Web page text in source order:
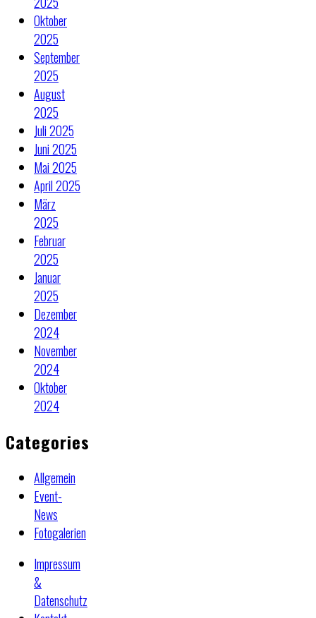
Oktober
2025
September
2025
August
2025
Juli 2025
Juni 2025
Mai 2025
April 2025
März
2025
Februar
2025
Januar
2025
Dezember
2024
November
2024
Oktober
2024
Categories
Allgemein
Event-
News
Fotogalerien
Impressum
&
Datenschutz